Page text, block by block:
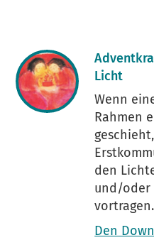
Licht
Wenn
Rahmen
den
und/oder
vortragen.
Den